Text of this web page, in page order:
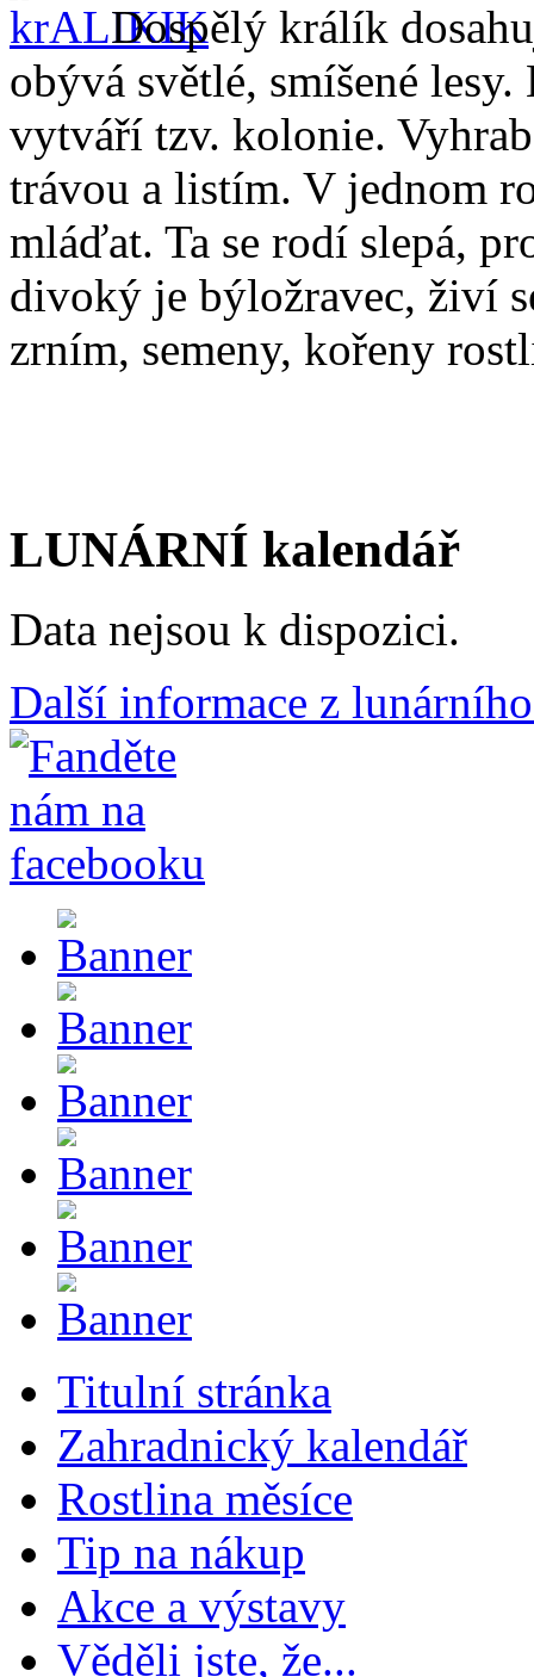
Dospělý králík
obývá světlé, smíšené
vytváří tzv. kolonie.
trávou a listím. V jednom
mláďat. Ta se rodí slepá,
divoký je býložravec, živí
zrním, semeny, kořeny
LUNÁRNÍ kalendář
Data nejsou k dispozici.
Další informace z
Titulní stránka
Zahradnický kalendář
Rostlina měsíce
Tip na nákup
Akce a výstavy
Věděli jste, že...